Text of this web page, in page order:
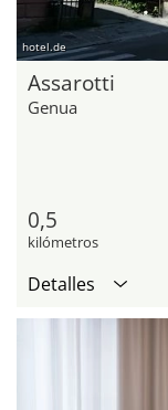
hotel.de
Assarotti
Genua
0,5
kilómetros
Detalles